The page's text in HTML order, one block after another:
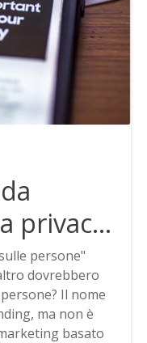
privacy
persone"
dovrebbero
Il nome
ma non è
basato